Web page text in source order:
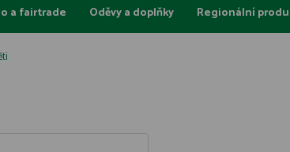
a fairtrade Oděvy a doplňky Regionální